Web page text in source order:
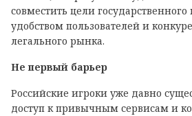
совместить цели государственного
удобством пользователей и
легального рынка.
Не первый барьер
Российские игроки уже давно
доступ к привычным сервисам и